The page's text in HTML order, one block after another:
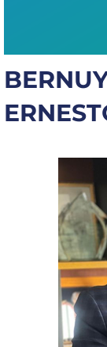
REINDIS
Novedades
Contacto
reclamos